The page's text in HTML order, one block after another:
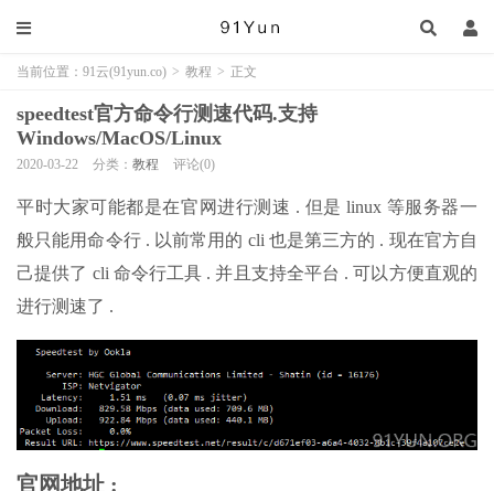
当前位置： 91云(91yun.co) > 教程 > 正文
speedtest官方命令行测速代码.支持
Windows/MacOS/Linux
2020-03-22 分类： 教程 评论(0)
平时大家可能都是在官网进行测速 . 但是 linux 等服务器一
般只能用命令行 . 以前常用的 cli 也是第三方的 . 现在官方自
己提供了 cli 命令行工具 . 并且支持全平台 . 可以方便直观的
进行测速了 .
官网地址 :